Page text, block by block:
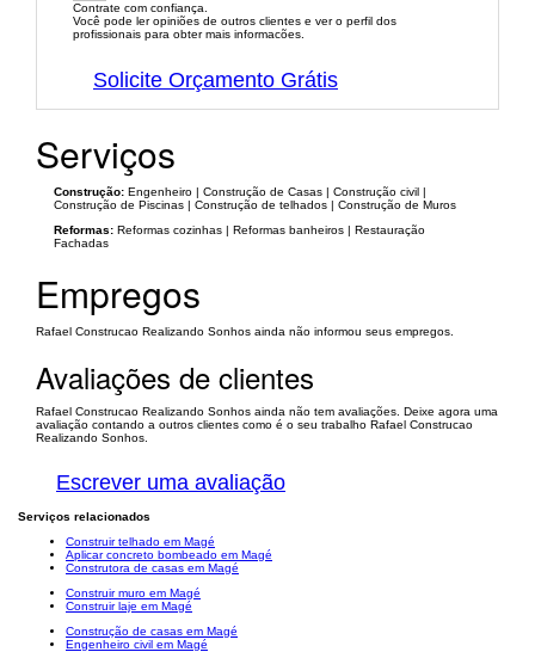
Contrate com confiança.
Você pode ler opiniões de outros clientes e ver o perfil dos
profissionais para obter mais informacões.
Solicite Orçamento Grátis
Serviços
Construção: Engenheiro | Construção de Casas | Construção civil |
Construção de Piscinas | Construção de telhados | Construção de Muros
Reformas: Reformas cozinhas | Reformas banheiros | Restauração
Fachadas
Empregos
Rafael Construcao Realizando Sonhos ainda não informou seus empregos.
Avaliações de clientes
Rafael Construcao Realizando Sonhos ainda não tem avaliações. Deixe agora uma
avaliação contando a outros clientes como é o seu trabalho Rafael Construcao
Realizando Sonhos.
Escrever uma avaliação
Serviços relacionados
Construir telhado em Magé
Aplicar concreto bombeado em Magé
Construtora de casas em Magé
Construir muro em Magé
Construir laje em Magé
Construção de casas em Magé
Engenheiro civil em Magé